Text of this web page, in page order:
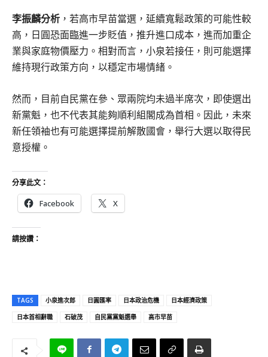
李振麟分析 ，若高市早苗當選，延續寬鬆政策的可能性較
高，日圓恐面臨進一步貶值，推升進口成本，進而加重企
業與家庭物價壓力。相對而言，小泉若接任，則可能選擇
維持現行政策方向，以穩定市場情緒。
然而，目前自民黨在參、眾兩院均未過半席次，即使選出
新黨魁，也不代表其能夠順利組閣成為首相。因此，未來
新任領袖也有可能選擇提前解散國會，舉行大選以取得民
意授權。
分享此文：
Facebook X
請按讚：
TAGS 小泉進次郎 日圓匯率 日本政治危機
日本經濟政策
日本首相辭職
石破茂 自民黨黨魁選舉 高市早苗